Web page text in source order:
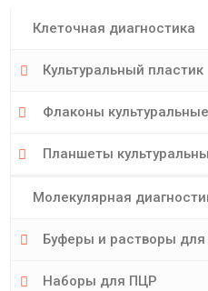
Клеточная диагностика
Культуральный пластик
Флаконы культуральные
Планшеты
Молекулярная
Буферы и растворы
Наборы для ПЦР